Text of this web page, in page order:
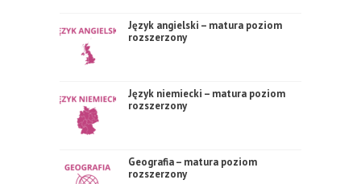
Język angielski – matura poziom
rozszerzony
Język niemiecki – matura poziom
rozszerzony
Geografia – matura poziom
rozszerzony